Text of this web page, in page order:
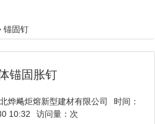
锚固钉
锚固胀钉
烨飚炬熔新型建材有限公司
时间：
10:32
访问量： 次